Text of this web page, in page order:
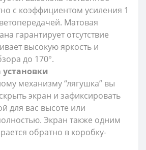
с коэффициентом усиления 1
Матовая
гарантирует отсутствие
высокую яркость и
до 170°.
установки
механизму “лягушка” вы
экран и зафиксировать
для вас высоте или
Экран также одним
обратно в коробку-